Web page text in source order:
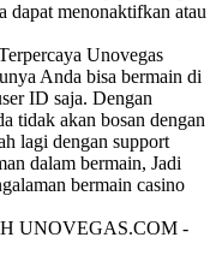
dapat menonaktifkan atau
Unovegas
Anda bisa bermain di
ID saja. Dengan
tidak akan bosan dengan
lagi dengan support
dalam bermain, Jadi
bermain casino
UNOVEGAS.COM -